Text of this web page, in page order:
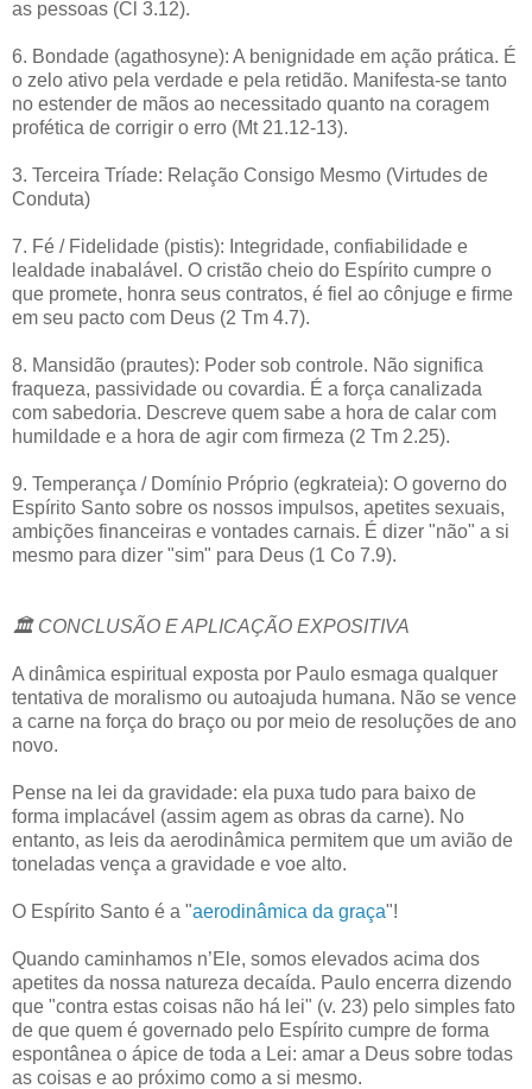
as pessoas (Cl 3.12).
6. Bondade (agathosyne): A benignidade em ação prática. É
o zelo ativo pela verdade e pela retidão. Manifesta-se tanto
no estender de mãos ao necessitado quanto na coragem
profética de corrigir o erro (Mt 21.12-13).
3. Terceira Tríade: Relação Consigo Mesmo (Virtudes de
Conduta)
7. Fé / Fidelidade (pistis): Integridade, confiabilidade e
lealdade inabalável. O cristão cheio do Espírito cumpre o
que promete, honra seus contratos, é fiel ao cônjuge e firme
em seu pacto com Deus (2 Tm 4.7).
8. Mansidão (prautes): Poder sob controle. Não significa
fraqueza, passividade ou covardia. É a força canalizada
com sabedoria. Descreve quem sabe a hora de calar com
humildade e a hora de agir com firmeza (2 Tm 2.25).
9. Temperança / Domínio Próprio (egkrateia): O governo do
Espírito Santo sobre os nossos impulsos, apetites sexuais,
ambições financeiras e vontades carnais. É dizer "não" a si
mesmo para dizer "sim" para Deus (1 Co 7.9).
🏛️ CONCLUSÃO E APLICAÇÃO EXPOSITIVA
A dinâmica espiritual exposta por Paulo esmaga qualquer
tentativa de moralismo ou autoajuda humana. Não se vence
a carne na força do braço ou por meio de resoluções de ano
novo.
Pense na lei da gravidade: ela puxa tudo para baixo de
forma implacável (assim agem as obras da carne). No
entanto, as leis da aerodinâmica permitem que um avião de
toneladas vença a gravidade e voe alto.
O Espírito Santo é a "aerodinâmica da graça"!
Quando caminhamos n’Ele, somos elevados acima dos
apetites da nossa natureza decaída. Paulo encerra dizendo
que "contra estas coisas não há lei" (v. 23) pelo simples fato
de que quem é governado pelo Espírito cumpre de forma
espontânea o ápice de toda a Lei: amar a Deus sobre todas
as coisas e ao próximo como a si mesmo.